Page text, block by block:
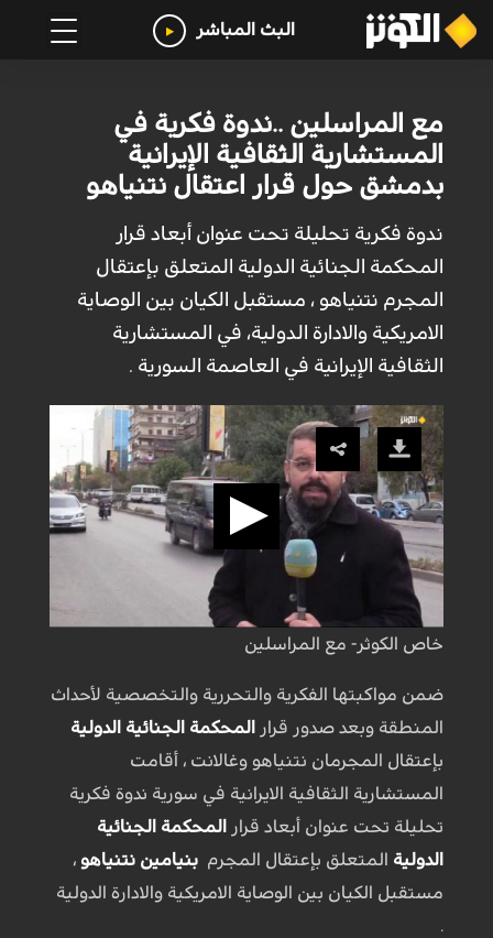
البث المباشر
مع المراسلين ..ندوة فكرية في
المستشارية الثقافية الإيرانية
بدمشق حول قرار اعتقال نتنياهو
ندوة فكرية تحليلة تحت عنوان أبعاد قرار
المحكمة الجنائية الدولية المتعلق بإعتقال
المجرم نتنياهو ، مستقبل الكيان بين الوصاية
الامريكية والادارة الدولية، في المستشارية
الثقافية الإيرانية في العاصمة السورية .
خاص الكوثر- مع المراسلين
ضمن مواكبتها الفكرية والتحررية والتخصصية لأحداث
المنطقة وبعد صدور قرار
المحكمة الجنائية الدولية
بإعتقال المجرمان نتنياهو وغالانت ، أقامت
المستشارية الثقافية الايرانية في سورية ندوة فكرية
تحليلة تحت عنوان أبعاد قرار
المحكمة الجنائية
الدولية المتعلق بإعتقال المجرم بنيامين نتنياهو ،
مستقبل الكيان بين الوصاية الامريكية والادارة الدولية
.